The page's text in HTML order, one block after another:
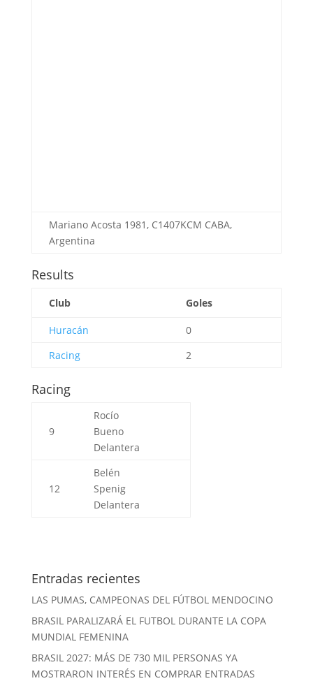
Mariano Acosta 1981, C1407KCM CABA,
Argentina
Results
Club Goles
Huracán
0
Racing
2
Racing
9
Rocío
Bueno
Delantera
12
Belén
Spenig
Delantera
Entradas recientes
LAS PUMAS, CAMPEONAS DEL FÚTBOL MENDOCINO
BRASIL PARALIZARÁ EL FUTBOL DURANTE LA COPA
MUNDIAL FEMENINA
BRASIL 2027: MÁS DE 730 MIL PERSONAS YA
MOSTRARON INTERÉS EN COMPRAR ENTRADAS